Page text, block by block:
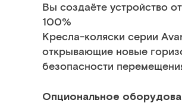
Вы создаёте устройство
100%
Кресла-коляски серии
открывающие новые
безопасности
Опциональное